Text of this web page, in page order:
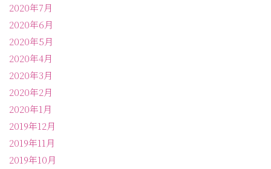
2020年7月
2020年6月
2020年5月
2020年4月
2020年3月
2020年2月
2020年1月
2019年12月
2019年11月
2019年10月